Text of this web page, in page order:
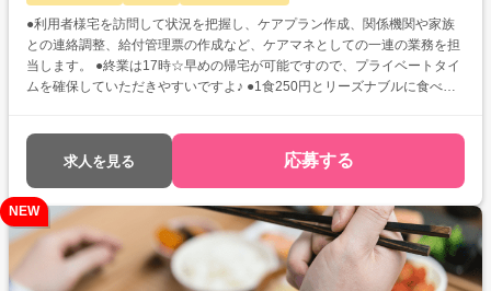
●利用者様宅を訪問して状況を把握し、ケアプラン作成、関係機関や家族
との連絡調整、給付管理票の作成など、ケアマネとしての一連の業務を担
当します。 ●終業は17時☆早めの帰宅が可能ですので、プライベートタイ
ムを確保していただきやすいですよ♪ ●1食250円とリーズナブルに食べれ
求人を見る 応募する
NEW